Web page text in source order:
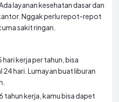
layanan kesehatan dasar dan
Nggak perlu repot-repot
sakit ringan.
hari kerja per tahun, bisa
hari. Lumayan buat liburan
tahun kerja, kamu bisa dapet